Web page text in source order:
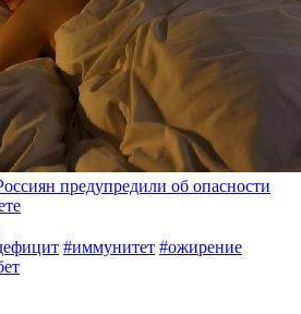
предупредили об опасности
#иммунитет #ожирение